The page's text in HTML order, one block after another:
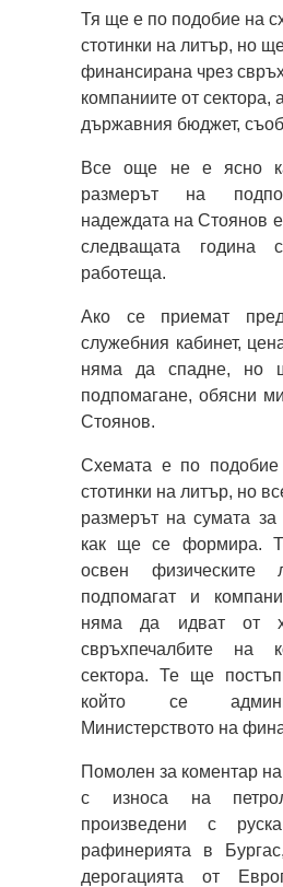
Тя ще е по подобие на
стотинки на литър, но
финансирана чрез
компаниите от сектора,
държавния бюджет,
Все още не е ясно
размерът на
надеждата на Стоянов
следващата година
работеща.
Ако се приемат
служебния кабинет,
няма да спадне, но
подпомагане, обясни
Стоянов.
Схемата е по
стотинки на литър, но
размерът на сумата
как ще се формира.
освен
подпомагат и
няма да идват от
свръхпечалбите на
сектора. Те ще
който се
Министерството на
Помолен за коментар
с износа на
произведени с
рафинерията в
дерогацията от